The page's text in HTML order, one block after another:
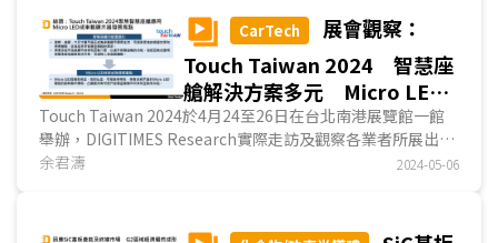
CarTech
展會觀察：
Touch Taiwan 2024 智慧座
艙解決方案多元 Micro LED
加速創新顯示發展
Touch Taiwan 2024於4月24至26日在台北南港展覽館一館
舉辦，DIGITIMES Research實際走訪及觀察各業者所展出的
車載顯示應用服務，多以智慧座艙及Micro LED技術...
余君濤 2024-05-06